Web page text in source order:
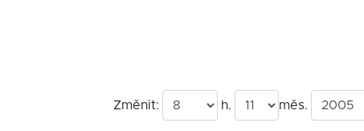
Změnit: h. měs.